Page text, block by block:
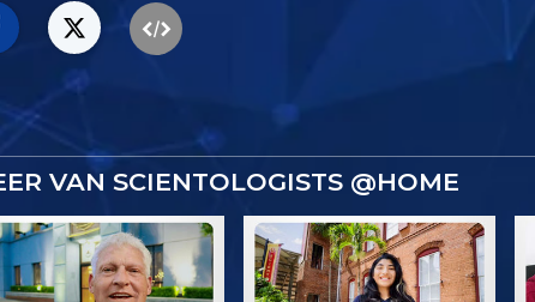
VAN SCIENTOLOGISTS @HOME